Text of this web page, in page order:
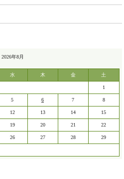
2026年8月
水 木 金 土
1
5 6 7 8
12 13 14 15
19 20 21 22
26 27 28 29